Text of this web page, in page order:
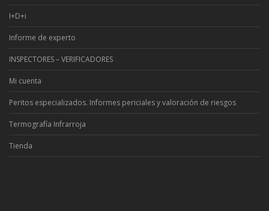
I+D+i
Informe de experto
INSPECTORES – VERIFICADORES
Mi cuenta
Peritos especializados. Informes periciales y valoración de riesgos
Termografía Infrarroja
Tienda